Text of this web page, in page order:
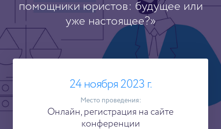
помощники юристов: будущее или
уже настоящее?»
24 ноября 2023 г.
Место проведения:
Онлайн, регистрация на сайте
конференции